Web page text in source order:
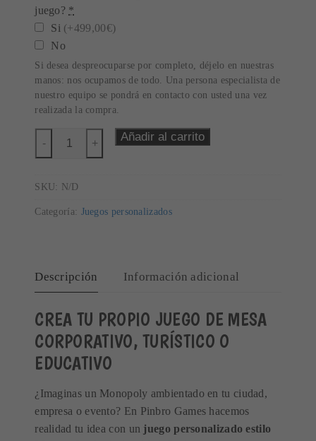
juego? *
Si (+499,00€)
No
Si desea despreocuparse por completo, déjelo en nuestras
manos: nos ocupamos de todo. Una persona especialista de
nuestro equipo se pondrá en contacto con usted una vez
realizada la compra.
Mesa
Personalizados
- + Añadir al carrito
SKU: N/D
Categoría: Juegos personalizados
Descripción Información adicional
CREA TU PROPIO JUEGO DE MESA
CORPORATIVO, TURÍSTICO O
EDUCATIVO
¿Imaginas un Monopoly ambientado en tu ciudad,
empresa o evento? En Pinbro Games hacemos
realidad tu idea con un juego personalizado estilo